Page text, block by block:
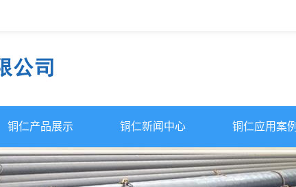
铜仁产品展示 铜仁新闻中心 铜仁应用案例